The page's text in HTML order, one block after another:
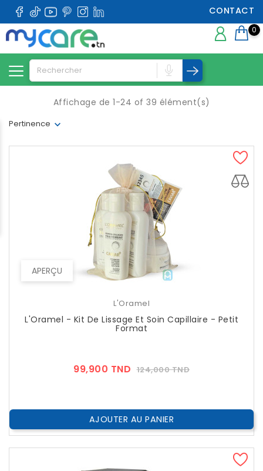
CONTACT
0
Pertinence
Affichage de 1-24 of 39 élément(s)
APERÇU
L'Oramel
L'Oramel - Kit De Lissage Et Soin Capillaire - Petit
Format
99,900 TND Prix
124,000 TNDPrix
AJOUTER AU PANIER